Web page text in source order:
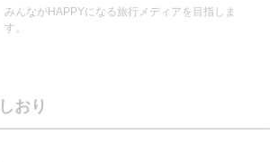
みんながHAPPYになる旅行メディアを目指しま
す。
おり